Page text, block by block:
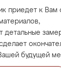
приедет к Вам
детальные
будущей